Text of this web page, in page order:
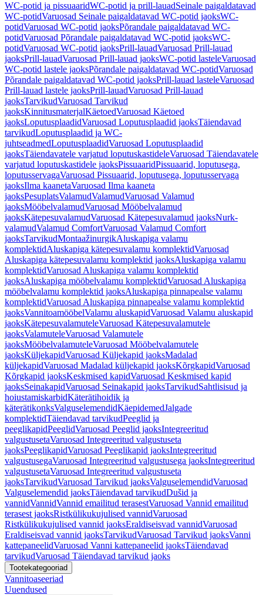
WC-potid ja pissuaaridWC-potid ja prill-lauadSeinale paigaldatavad
WC-potidVaruosad Seinale paigaldatavad WC-potid jaoksWC-
potidVaruosad WC-potid jaoksPõrandale paigaldatavad WC-
potidVaruosad Põrandale paigaldatavad WC-potid jaoksWC-
potidVaruosad WC-potid jaoksPrill-lauadVaruosad Prill-lauad
jaoksPrill-lauadVaruosad Prill-lauad jaoksWC-potid lasteleVaruosad
WC-potid lastele jaoksPõrandale paigaldatavad WC-potidVaruosad
Põrandale paigaldatavad WC-potid jaoksPrill-lauad lasteleVaruosad
Prill-lauad lastele jaoksPrill-lauadVaruosad Prill-lauad
jaoksTarvikudVaruosad Tarvikud
jaoksKinnitusmaterjalKäetoedVaruosad Käetoed
jaoksLoputusplaadidVaruosad Loputusplaadid jaoksTäiendavad
tarvikudLoputusplaadid ja WC-
juhtseadmedLoputusplaadidVaruosad Loputusplaadid
jaoksTäiendavatele varjatud loputuskastideleVaruosad Täiendavatele
varjatud loputuskastidele jaoksPissuaaridPissuaarid, loputusega,
loputusservagaVaruosad Pissuaarid, loputusega, loputusservaga
jaoksIlma kaanetaVaruosad Ilma kaaneta
jaoksPesuplatsValamudValamudVaruosad Valamud
jaoksMööbelvalamudVaruosad Mööbelvalamud
jaoksKätepesuvalamudVaruosad Kätepesuvalamud jaoksNurk-
valamudValamud ComfortVaruosad Valamud Comfort
jaoksTarvikudMontaažinurgikAluskapiga valamu
komplektidAluskapiga kätepesuvalamu komplektidVaruosad
Aluskapiga kätepesuvalamu komplektid jaoksAluskapiga valamu
komplektidVaruosad Aluskapiga valamu komplektid
jaoksAluskapiga mööbelvalamu komplektidVaruosad Aluskapiga
mööbelvalamu komplektid jaoksAluskapiga pinnapealse valamu
komplektidVaruosad Aluskapiga pinnapealse valamu komplektid
jaoksVannitoamööbelValamu aluskapidVaruosad Valamu aluskapid
jaoksKätepesuvalamuteleVaruosad Kätepesuvalamutele
jaoksValamuteleVaruosad Valamutele
jaoksMööbelvalamuteleVaruosad Mööbelvalamutele
jaoksKüljekapidVaruosad Küljekapid jaoksMadalad
küljekapidVaruosad Madalad küljekapid jaoksKõrgkapidVaruosad
Kõrgkapid jaoksKeskmised kapidVaruosad Keskmised kapid
jaoksSeinakapidVaruosad Seinakapid jaoksTarvikudSahtlisisud ja
hoiustamiskarbidKäterätihoidik ja
käterätikonksValguselemendidKäepidemedJalgade
komplektidTäiendavad tarvikudPeeglid ja
peeglikapidPeeglidVaruosad Peeglid jaoksIntegreeritud
valgustusetaVaruosad Integreeritud valgustuseta
jaoksPeeglikapidVaruosad Peeglikapid jaoksIntegreeritud
valgustusegaVaruosad Integreeritud valgustusega jaoksIntegreeritud
valgustusetaVaruosad Integreeritud valgustuseta
jaoksTarvikudVaruosad Tarvikud jaoksValguselemendidVaruosad
Valguselemendid jaoksTäiendavad tarvikudDušid ja
vannidVannidVannid emailitud terasestVaruosad Vannid emailitud
terasest jaoksRistkülikukujulised vannidVaruosad
Ristkülikukujulised vannid jaoksEraldiseisvad vannidVaruosad
Eraldiseisvad vannid jaoksTarvikudVaruosad Tarvikud jaoksVanni
kattepaneelidVaruosad Vanni kattepaneelid jaoksTäiendavad
tarvikudVaruosad Täiendavad tarvikud jaoks
Tootekategooriad
Vannitoaseeriad
Uuendused